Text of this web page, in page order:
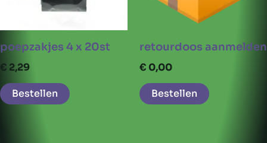
poepzakjes 4 x 20st
€ 2,29
Bestellen
retourdoos aanmelden
€ 0,00
Bestellen